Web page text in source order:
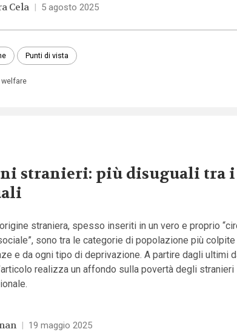
Cela | 5 agosto 2025
Punti di vista
welfare
stranieri: più disuguali tra i
origine straniera, spesso inseriti in un vero e proprio
sono tra le categorie di popolazione più
e da ogni tipo di deprivazione. A partire dagli ultimi
realizza un affondo sulla povertà degli stranieri
| 19 maggio 2025